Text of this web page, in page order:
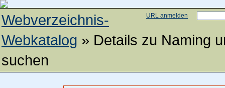
URL anmelden
Webverzeichnis-
Webkatalog » Details zu Naming
suchen